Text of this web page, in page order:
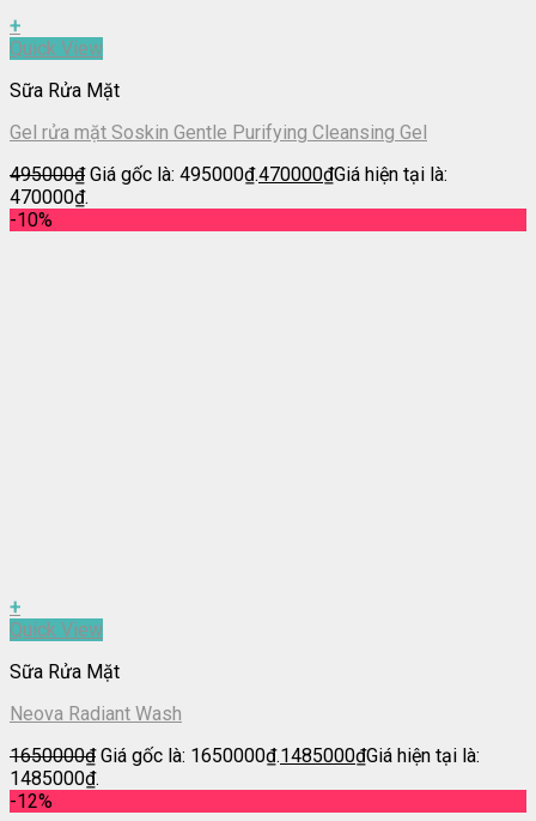
+
Quick View
Sữa Rửa Mặt
Gel rửa mặt Soskin Gentle Purifying Cleansing Gel
495000₫ Giá gốc là: 495000₫.470000₫Giá hiện tại là:
470000₫.
-10%
+
Quick View
Sữa Rửa Mặt
Neova Radiant Wash
1650000₫ Giá gốc là: 1650000₫.1485000₫Giá hiện tại là:
1485000₫.
-12%